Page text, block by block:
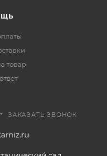
товар
ЗАКАЗАТЬ ЗВОНОК